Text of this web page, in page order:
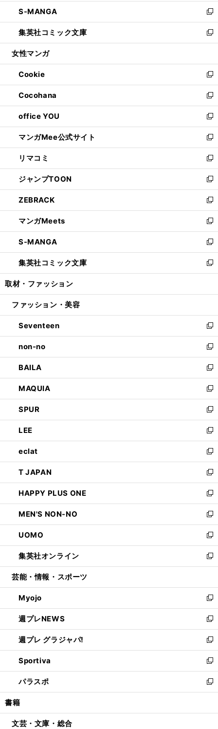
く
で
開
く
ン
ド
ウ
で
開
ウ
ィ
ン
ド
ウ
開
く
し
い
ウ
ィ
ン
ウ
で
開
く
S-MANGA
新
し
い
ウ
ン
ド
ウ
で
開
く
集英社コミック文庫
新
し
ウ
ィ
ン
ド
ウ
で
開
く
女性マンガ
Cookie
新
し
い
ウ
ィ
ン
ド
ウ
で
開
く
Cocohana
新
し
い
ウ
ィ
ン
ド
ウ
で
開
く
office YOU
新
し
い
ウ
ィ
ン
ド
ウ
で
開
く
マンガMee公式サイト
新
し
い
ウ
ィ
ン
ド
ウ
で
開
く
リマコミ
新
し
い
ウ
ィ
ン
ド
ウ
で
開
く
ジャンプTOON
新
し
い
ウ
ィ
ン
ド
ウ
で
開
ZEBRACK
新
し
い
ウ
ィ
ン
ド
ウ
開
マンガMeets
新
し
い
ウ
ィ
ン
ウ
開
く
S-MANGA
新
し
い
ウ
ン
ウ
で
開
く
集英社コミック文庫
新
し
ウ
ン
ド
ウ
で
開
く
取材・ファッション
ファッション・美容
Seventeen
新
し
い
ウ
ィ
ン
ド
ウ
で
開
く
non-no
新
し
い
ウ
ィ
ン
ド
ウ
で
開
く
BAILA
新
し
い
ウ
ィ
ン
ド
ウ
で
開
く
MAQUIA
新
し
い
ウ
ィ
ン
ド
ウ
で
開
く
SPUR
新
し
い
ウ
ィ
ン
ド
ウ
で
開
く
LEE
新
し
い
ウ
ィ
ン
ド
ウ
で
開
く
eclat
新
し
い
ウ
ィ
ン
ド
ウ
で
開
く
T JAPAN
新
し
い
ウ
ィ
ン
ド
ウ
で
開
HAPPY PLUS ONE
新
し
い
ウ
ィ
ン
ド
ウ
開
く
MEN'S NON-NO
新
し
い
ウ
ィ
ン
ウ
で
開
く
UOMO
新
し
い
ウ
ン
ド
ウ
で
開
く
集英社オンライン
新
し
ウ
ィ
ン
ド
ウ
で
開
く
芸能・情報・スポーツ
Myojo
新
し
い
ウ
ィ
ン
ド
ウ
で
開
週プレNEWS
新
し
い
ウ
ィ
ン
ド
ウ
開
週プレ グラジャパ!
新
し
い
ウ
ィ
ン
ウ
Sportiva
新
し
い
ウ
ン
パラスポ
新
し
ウ
書籍
文芸・文庫・総合